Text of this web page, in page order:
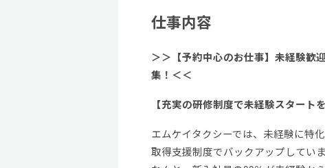
仕事内容
＞＞【予約中心のお仕事】未経験歓
集！＜＜
【充実の研修制度で未経験スタート
エムケイタクシーでは、未経験に特
取得支援制度でバックアップしていま